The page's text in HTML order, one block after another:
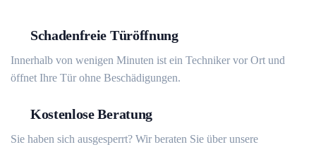
Schadenfreie Türöffnung
Innerhalb von wenigen Minuten ist ein Techniker vor Ort und
öffnet Ihre Tür ohne Beschädigungen.
Kostenlose Beratung
Sie haben sich ausgesperrt? Wir beraten Sie über unsere